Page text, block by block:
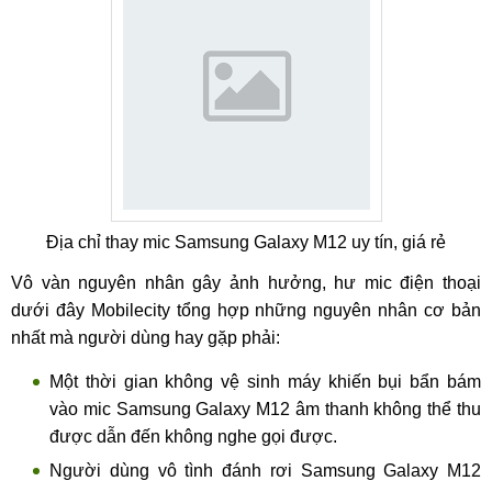
Địa chỉ thay mic Samsung Galaxy M12 uy tín, giá rẻ
Vô vàn nguyên nhân gây ảnh hưởng, hư mic điện thoại
dưới đây Mobilecity tổng hợp những nguyên nhân cơ bản
nhất mà người dùng hay gặp phải:
Một thời gian không vệ sinh máy khiến bụi bẩn bám
vào mic Samsung Galaxy M12 âm thanh không thể thu
được dẫn đến không nghe gọi được.
Người dùng vô tình đánh rơi Samsung Galaxy M12